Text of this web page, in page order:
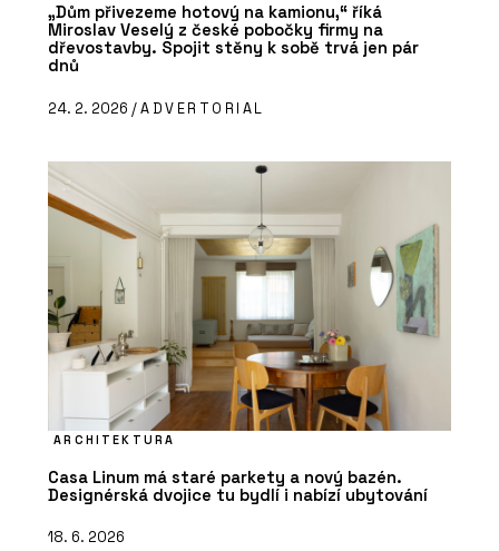
„Dům přivezeme hotový na kamionu,“ říká
Miroslav Veselý z české pobočky firmy na
dřevostavby. Spojit stěny k sobě trvá jen pár
dnů
24. 2. 2026 /ADVERTORIAL
ARCHITEKTURA
Casa Linum má staré parkety a nový bazén.
Designérská dvojice tu bydlí i nabízí ubytování
18. 6. 2026